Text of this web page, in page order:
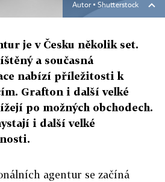
Autor ▪ Shutterstock
je v Česku několik set.
a současná
nabízí příležitosti k
Grafton i další velké
po možných obchodech.
i další velké
agentur se začíná